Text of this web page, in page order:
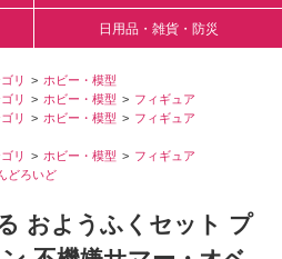
日用品・雑貨・防災
リ
ホビー・模型
リ ホビー・模型
フィギュア
リ ホビー・模型
フィギュア
リ ホビー・模型
フィギュア
どろいど
おようふくセット プ